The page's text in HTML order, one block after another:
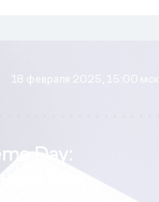
18 февраля 2025, 15:00 мск
Day:
кейсах